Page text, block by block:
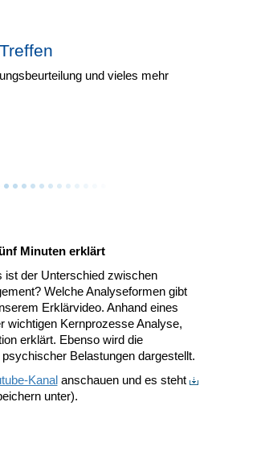
und vieles mehr
Minuten erklärt
ist der Unterschied zwischen
Welche Analyseformen gibt
Erklärvideo. Anhand eines
wichtigen Kernprozesse Analyse,
erklärt. Ebenso wird die
Belastungen dargestellt.
Kanalanschauen und es steht
unter).